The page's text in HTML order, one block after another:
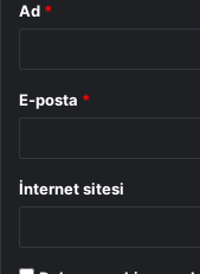
Ad *
E-posta *
İnternet sitesi